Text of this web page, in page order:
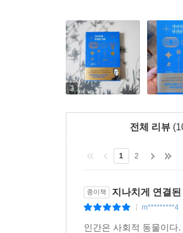
연결된 인류 공동체 속에서
3
전체 리뷰
1 2
종이책 지나치게 연결된
m*********4
인간은 사회적 동물이다